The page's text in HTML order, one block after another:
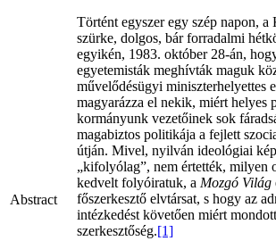
Abstract
Történt egyszer egy szép napon, a
szürke, dolgos, bár forradalmi
egyikén, 1983. október 28-án,
egyetemisták meghívták maguk
művelődésügyi miniszterhelyettes
magyarázza el nekik, miért helyes
kormányunk vezetőinek sok
magabiztos politikája a fejlett
útján. Mivel, nyilván ideológiai
„kifolyólag”, nem értették, milyen
kedvelt folyóiratuk, a Mozgó Világ
főszerkesztő elvtársat, s hogy az
intézkedést követően miért
szerkesztőség.[1]